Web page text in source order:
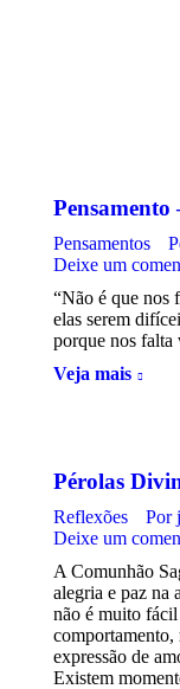
Pensamento
Pensamentos
Deixe um
“Não é que nos
elas serem
porque nos falta
Veja mais
Pérolas
Reflexões Por
Deixe um
A Comunhão
alegria e paz na
não é muito fácil
comportamento,
expressão de
Existem